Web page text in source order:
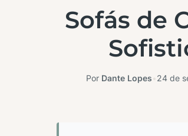
Sofás de
Por Dante Lopes 24 de